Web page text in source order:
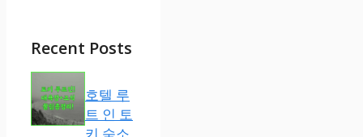
Recent Posts
호텔 루
트 인 토